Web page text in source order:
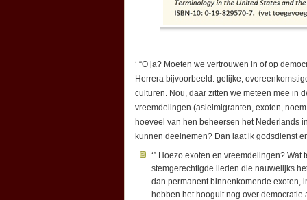
‘ “O ja? Moeten we vertrouwen in of op
Herrera bijvoorbeeld: gelijke,
culturen. Nou, daar zitten we meteen mee in
vreemdelingen (asielmigranten, exoten,
hoeveel van hen beheersen het Nederlands
kunnen deelnemen? Dan laat ik godsdienst
‘” Hoezo exoten en vreemdelingen?
stemgerechtigde lieden die nauwelijks
dan permanent binnenkomende exoten,
hebben het hooguit nog over democratie